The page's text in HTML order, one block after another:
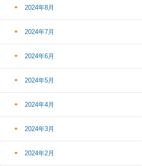
2024年8月
2024年7月
2024年6月
2024年5月
2024年4月
2024年3月
2024年2月